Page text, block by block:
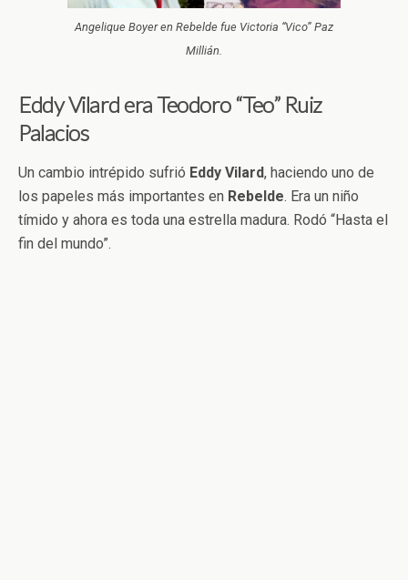
Angelique Boyer en Rebelde fue Victoria “Vico” Paz
Millián.
Eddy Vilard era Teodoro “Teo” Ruiz
Palacios
Un cambio intrépido sufrió Eddy Vilard, haciendo uno de
los papeles más importantes en Rebelde. Era un niño
tímido y ahora es toda una estrella madura. Rodó “Hasta el
fin del mundo”.